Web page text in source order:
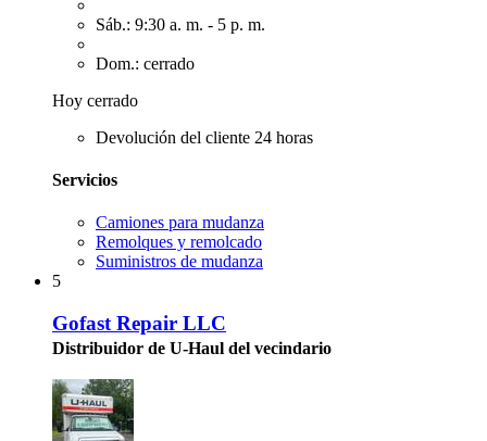
Sáb.: 9:30 a. m. - 5 p. m.
Dom.: cerrado
Hoy cerrado
Devolución del cliente 24 horas
Servicios
Camiones para mudanza
Remolques y remolcado
Suministros de mudanza
5
Gofast Repair LLC
Distribuidor de U-Haul del vecindario